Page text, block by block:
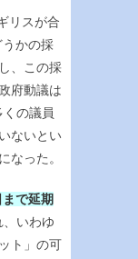
リスが合
かの採
、この採
府動議は
の議員
ないとい
なった。
で延期
、いわゆ
ト」の可